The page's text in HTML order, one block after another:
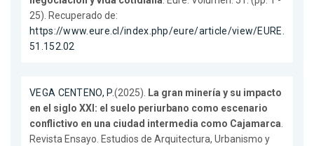
25). Recuperado de:
https://www.eure.cl/index.php/eure/article/view/EURE.
51.152.02
VEGA CENTENO, P.(2025). La gran minería y su impacto
en el siglo XXI: el suelo periurbano como escenario
conflictivo en una ciudad intermedia como Cajamarca.
Revista Ensayo. Estudios de Arquitectura, Urbanismo y